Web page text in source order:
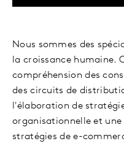
Nous sommes des
la croissance humaine.
compréhension des
des circuits de
l'élaboration de
organisationnelle et une
stratégies de e-